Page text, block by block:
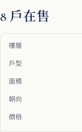
8 戶在售